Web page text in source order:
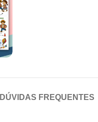
DÚVIDAS FREQUENTES